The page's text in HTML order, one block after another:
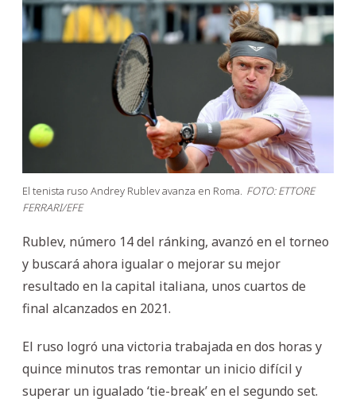
El tenista ruso Andrey Rublev avanza en Roma. FOTO: ETTORE
FERRARI/EFE
Rublev, número 14 del ránking, avanzó en el torneo
y buscará ahora igualar o mejorar su mejor
resultado en la capital italiana, unos cuartos de
final alcanzados en 2021.
El ruso logró una victoria trabajada en dos horas y
quince minutos tras remontar un inicio difícil y
superar un igualado ‘tie-break’ en el segundo set.